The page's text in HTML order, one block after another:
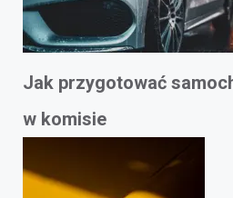
Jak przygotować
w komisie